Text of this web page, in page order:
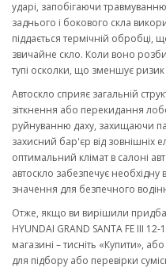
ударі, запобігаючи
заднього і бокового скла
піддається термічній
звичайне скло. Коли воно
тупі осколки, що зменшує
Автоскло сприяє загальній
зіткнення або перекидання
руйнуванню даху, захищаючи
захисний бар'єр від зовнішніх
оптимальний клімат в салоні
автоскло забезпечує
значення для безпечного
Отже, якщо ви вирішили
HYUNDAI GRAND SANTA FE III
магазині – тисніть «Купити»,
для підбору або перевірки